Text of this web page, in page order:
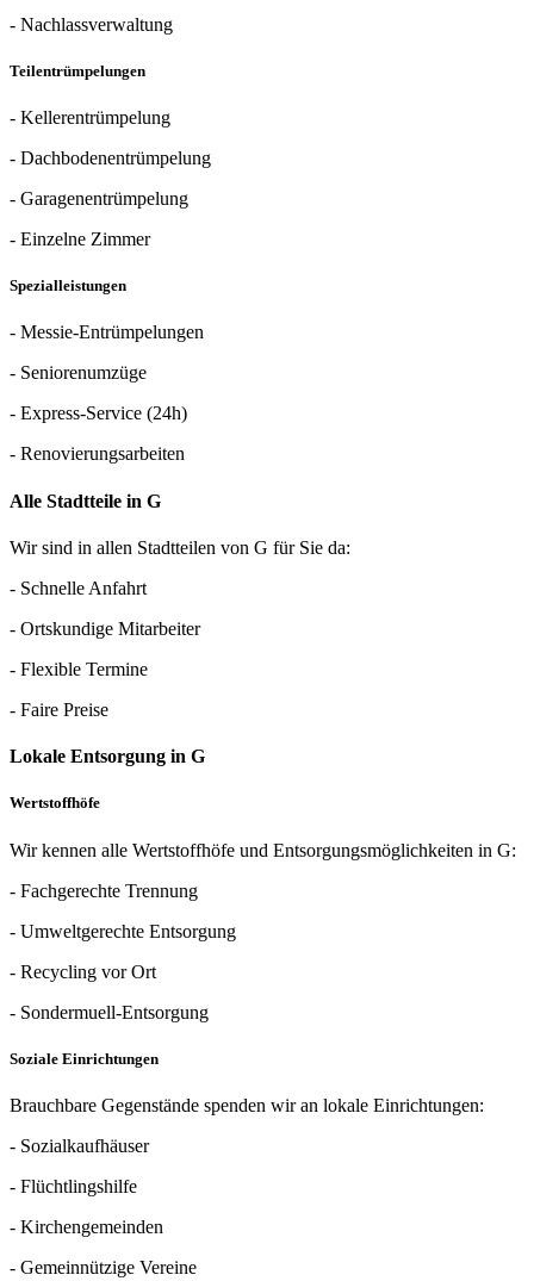
- Nachlassverwaltung
Teilentrümpelungen
- Kellerentrümpelung
- Dachbodenentrümpelung
- Garagenentrümpelung
- Einzelne Zimmer
Spezialleistungen
- Messie-Entrümpelungen
- Seniorenumzüge
- Express-Service (24h)
- Renovierungsarbeiten
Alle Stadtteile in G
Wir sind in allen Stadtteilen von G für Sie da:
- Schnelle Anfahrt
- Ortskundige Mitarbeiter
- Flexible Termine
- Faire Preise
Lokale Entsorgung in G
Wertstoffhöfe
Wir kennen alle Wertstoffhöfe und Entsorgungsmöglichkeiten in G:
- Fachgerechte Trennung
- Umweltgerechte Entsorgung
- Recycling vor Ort
- Sondermuell-Entsorgung
Soziale Einrichtungen
Brauchbare Gegenstände spenden wir an lokale Einrichtungen:
- Sozialkaufhäuser
- Flüchtlingshilfe
- Kirchengemeinden
- Gemeinnützige Vereine